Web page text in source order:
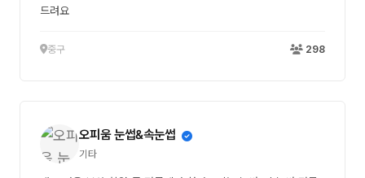
드려요
중구 298
오피움 눈썹&속눈썹
기타